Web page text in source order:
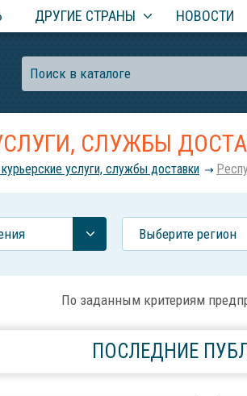
ДРУГИЕ СТРАНЫ НОВОСТИ
СЛУЖБЫ
услуги, службы доставки
Выберите регион
По заданным критериям
ПОСЛЕДНИЕ